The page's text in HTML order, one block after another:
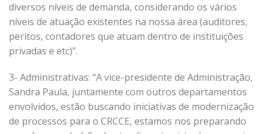
diversos níveis de demanda, considerando os vários
níveis de atuação existentes na nossa área (auditores,
peritos, contadores que atuam dentro de instituições
privadas e etc)”.
3- Administrativas: “A vice-presidente de Administração,
Sandra Paula, juntamente com outros departamentos
envolvidos, estão buscando iniciativas de modernização
de processos para o CRCCE, estamos nos preparando